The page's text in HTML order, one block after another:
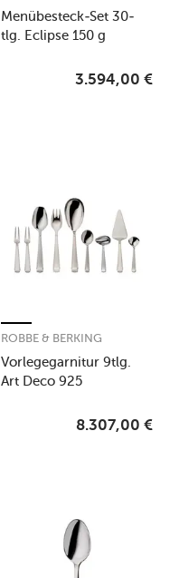
Menübesteck-Set 30-
tlg. Eclipse 150 g
3.594,00 €
Vorlegegarnitur 9tlg.
Art Deco 925
ROBBE & BERKING
8.307,00 €